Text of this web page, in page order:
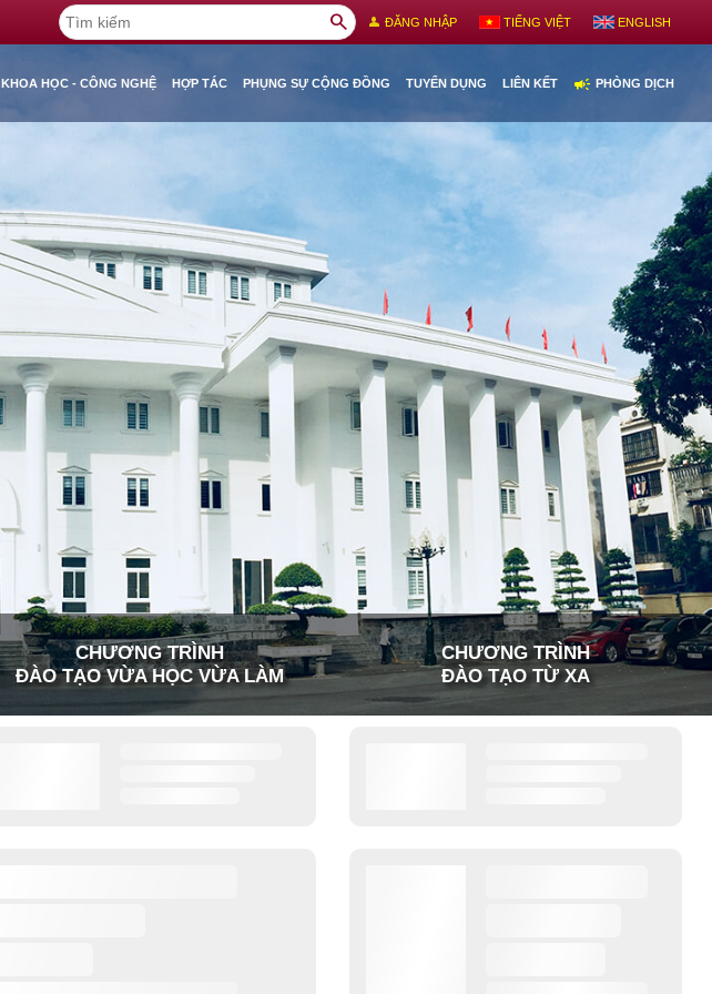
search person ĐĂNG NHẬP TIẾNG VIỆT ENGLISH
KHOA HỌC - CÔNG NGHỆ HỢP TÁC PHỤNG SỰ CỘNG ĐỒNG TUYỂN DỤNG LIÊN KẾT campaign PHÒNG DỊCH
CHƯƠNG TRÌNH
ĐÀO TẠO VỪA HỌC VỪA LÀM
CHƯƠNG TRÌNH
ĐÀO TẠO TỪ XA